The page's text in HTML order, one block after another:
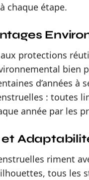
chaque étape.
protections
bien
d’années à
: toutes
année par les
riment
tous les